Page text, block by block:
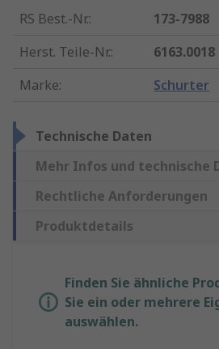
RS Best.-Nr.:
173-7988
Herst. Teile-Nr.:
6163.0018
Marke: Schurter
Technische Daten
Mehr Infos und technische
Rechtliche Anforderungen
Produktdetails
Finden Sie ähnliche
Sie ein oder mehrere
auswählen.